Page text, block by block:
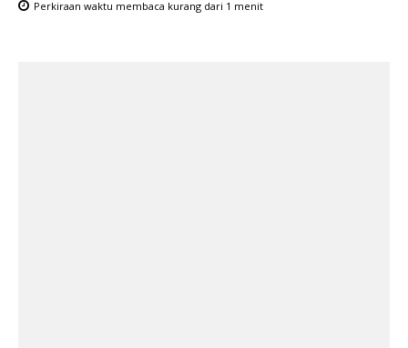
Perkiraan waktu membaca kurang dari 1 menit